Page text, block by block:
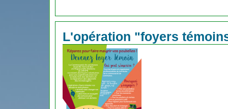
L'opération "foyers